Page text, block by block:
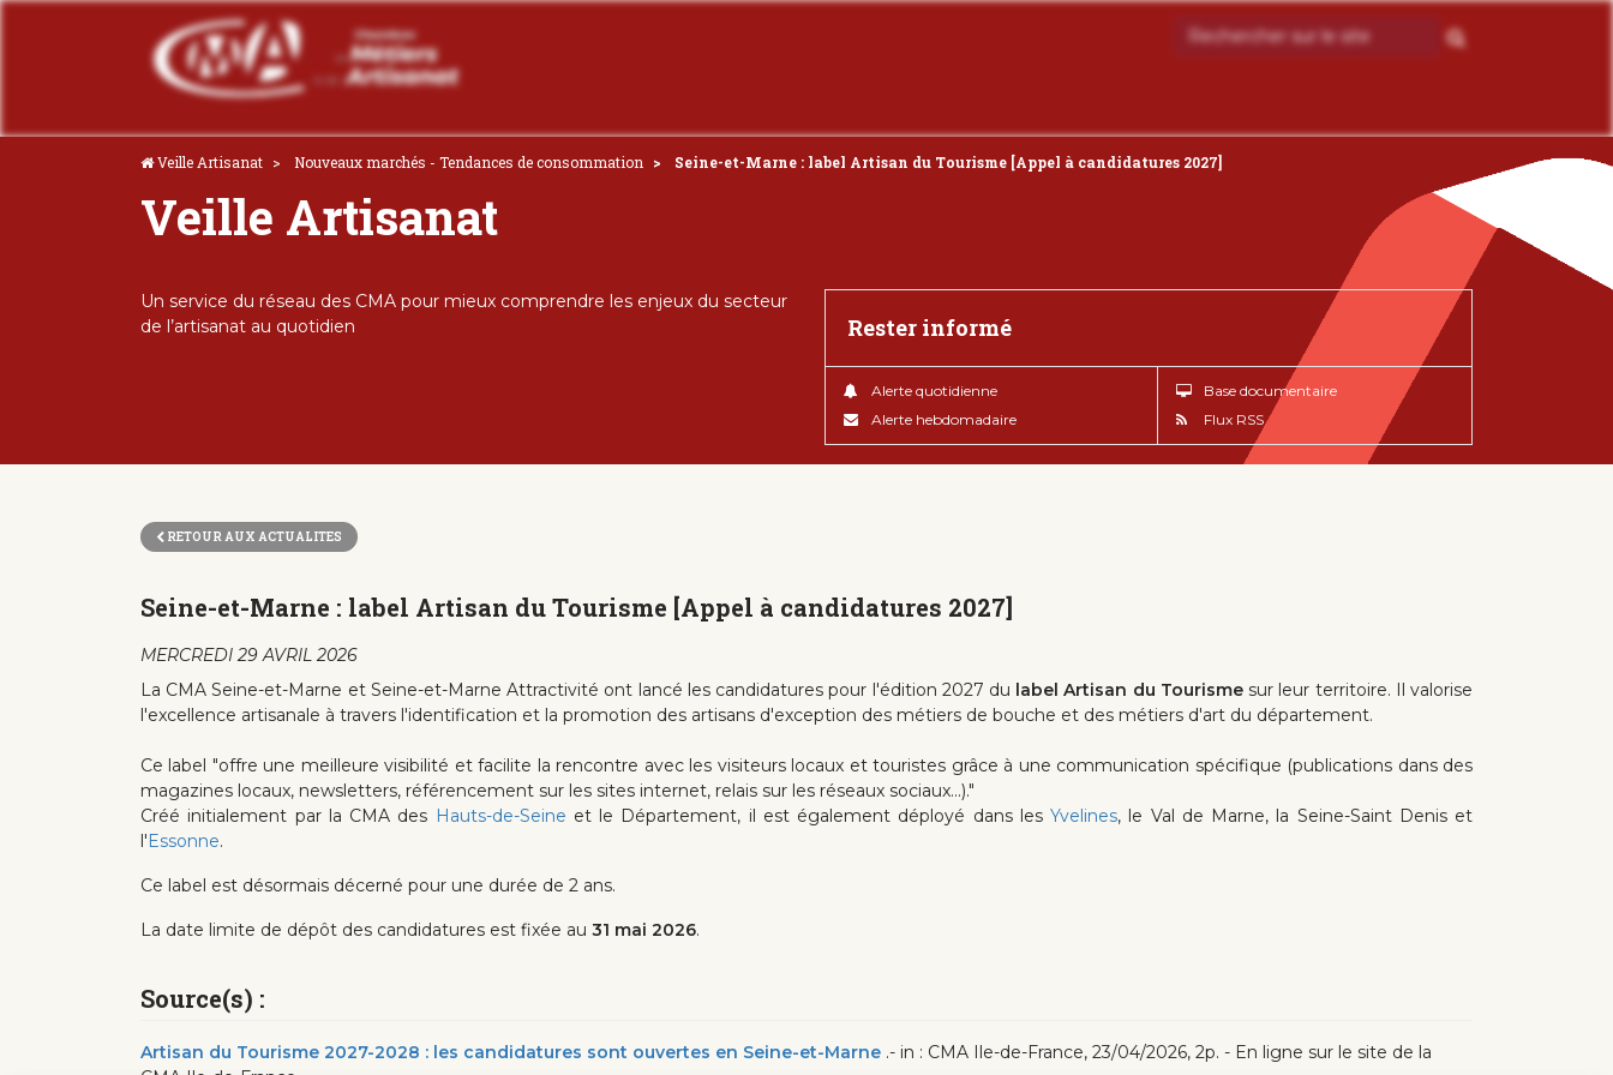
Veille Artisanat Nouveaux marchés - Tendances de consommation Seine-et-Marne : label Artisan du Tourisme [Appel à candidatures 2027]
Veille Artisanat
Un service du réseau des CMA pour mieux comprendre les enjeux du secteur
de l’artisanat au quotidien
Rester informé
Alerte quotidienne
Alerte hebdomadaire
Base documentaire
Flux RSS
RETOUR AUX ACTUALITES
Seine-et-Marne : label Artisan du Tourisme [Appel à candidatures 2027]
MERCREDI 29 AVRIL 2026
La CMA Seine-et-Marne et Seine-et-Marne Attractivité ont lancé les candidatures pour l'édition 2027 du label Artisan du Tourismesur leur territoire. Il valorise
l'excellence artisanale à travers l'identification et la promotion des artisans d'exception des métiers de bouche et des métiers d'art du département.
Ce label "offre une meilleure visibilité et facilite la rencontre avec les visiteurs locaux et touristes grâce à une communication spécifique (publications dans des
magazines locaux, newsletters, référencement sur les sites internet, relais sur les réseaux sociaux...)."
Créé initialement par la CMA des Hauts-de-Seine et le Département, il est également déployé dans les Yvelines, le Val de Marne, la Seine-Saint Denis et
l'Essonne.
Ce label est désormais décerné pour une durée de 2 ans.
La date limite de dépôt des candidatures est fixée au 31 mai 2026.
Source(s) :
Artisan du Tourisme 2027-2028 : les candidatures sont ouvertes en Seine-et-Marne .- in : CMA Ile-de-France, 23/04/2026, 2p. - En ligne sur le site de la